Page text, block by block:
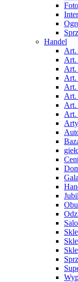
Handel
Art.
Art.
Art.
Art.
Art.
Art.
Art.
Art.